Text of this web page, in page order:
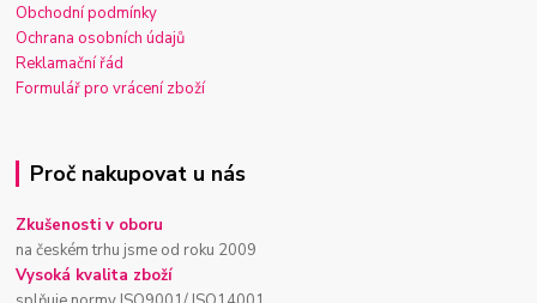
Obchodní podmínky
Ochrana osobních údajů
Reklamační řád
Formulář pro vrácení zboží
Proč nakupovat u nás
Zkušenosti v oboru
na českém trhu jsme od roku 2009
Vysoká kvalita zboží